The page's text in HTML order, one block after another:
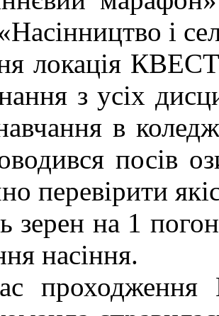
і
локація
з усіх
в
посів
перевірити
зерен на 1
насіння.
проходження